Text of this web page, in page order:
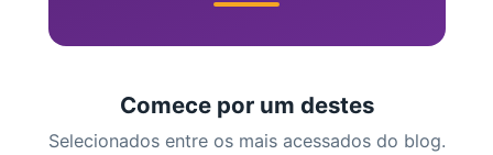
Comece por um destes
Selecionados entre os mais acessados do blog.